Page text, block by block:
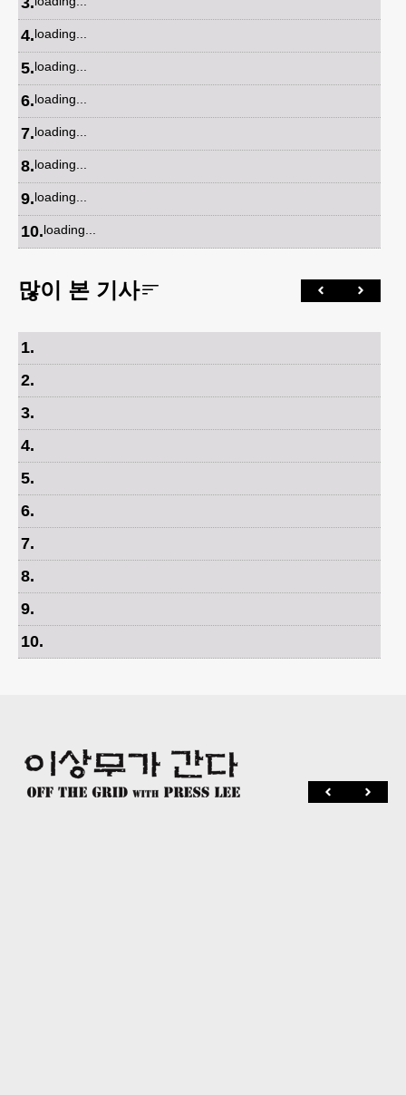
4.loading...
5.loading...
6.loading...
7.loading...
8.loading...
9.loading...
10.loading...
많이 본 기사
1.
2.
3.
4.
5.
6.
7.
8.
9.
10.